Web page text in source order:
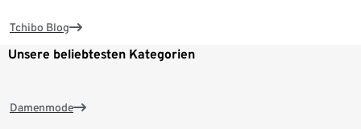
Tchibo Blog
Unsere beliebtesten Kategorien
Damenmode